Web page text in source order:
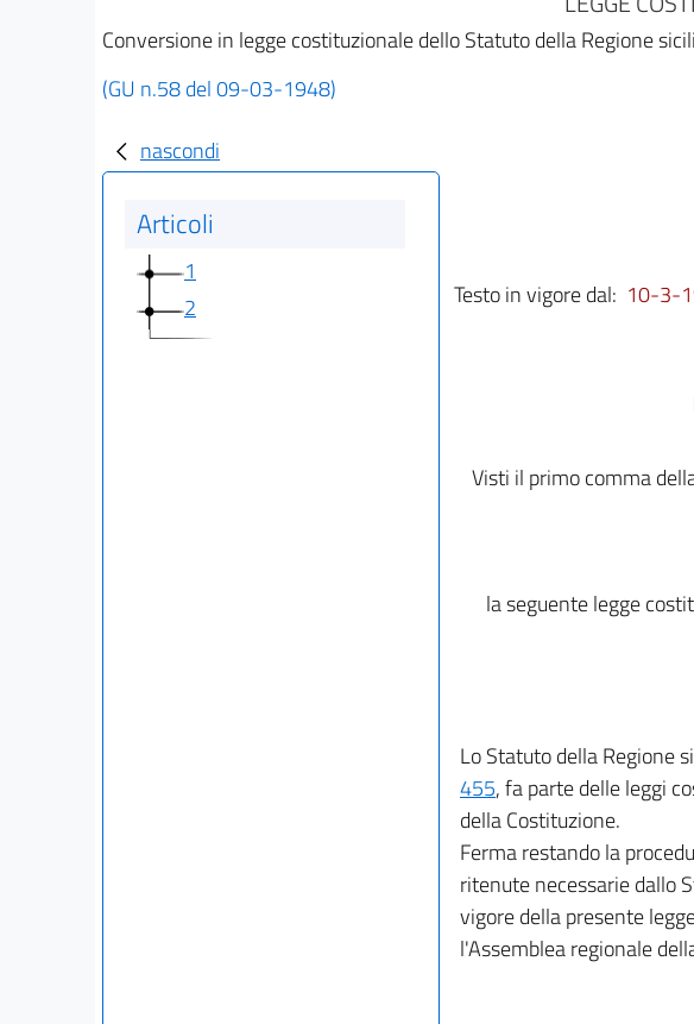
Conversione in legge costituzionale dello Statuto della Regione
(GU n.58 del 09-03-1948)
nascondi
Articoli
1
2
Testo in vigore dal: 10-3-
Visti il primo comma
la seguente legge
Lo Statuto della Regione
455, fa parte delle leggi
della Costituzione.
Ferma restando la
ritenute necessarie dallo
vigore della presente
l'Assemblea regionale